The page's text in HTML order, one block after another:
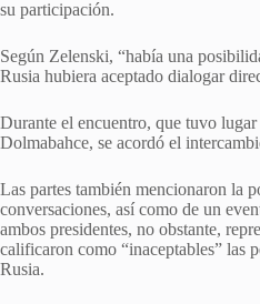
su participación.
Según Zelenski, “había una
Rusia hubiera aceptado dialogar
Durante el encuentro, que tuvo
Dolmabahce, se acordó el
Las partes también mencionaron la
conversaciones, así como de un
ambos presidentes, no obstante,
calificaron como “inaceptables” las
Rusia.